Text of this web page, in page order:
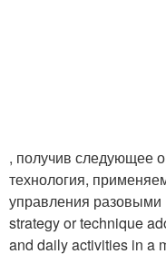
, получив следующее
технология,
управления
strategy or technique
and daily activities in a